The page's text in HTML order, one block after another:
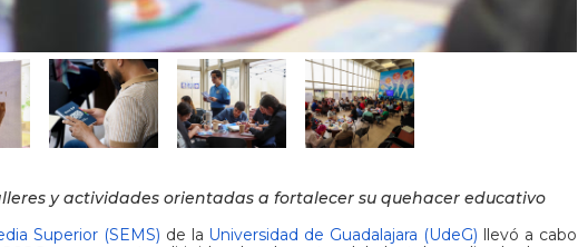
y actividades orientadas a fortalecer su quehacer educativo
Superior (SEMS) de la Universidad de Guadalajara (UdeG) llevó a cabo